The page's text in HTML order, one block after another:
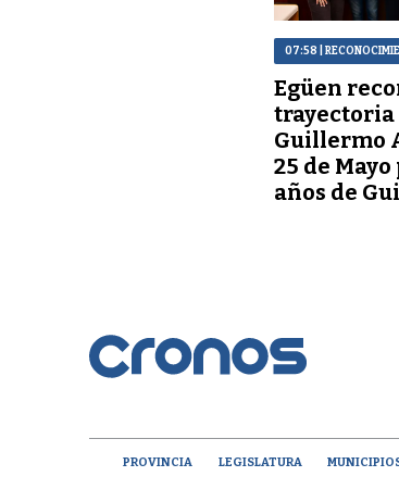
07:58 |
Egüen
trayectoria
Guillermo
25 de
años de
PROVINCIA LEGISLATURA